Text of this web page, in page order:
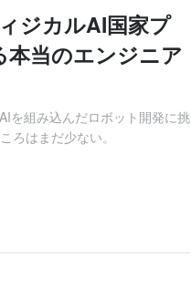
ジカルAI国家プ
本当のエンジニア
を組み込んだロボット開発に挑
ろはまだ少ない。